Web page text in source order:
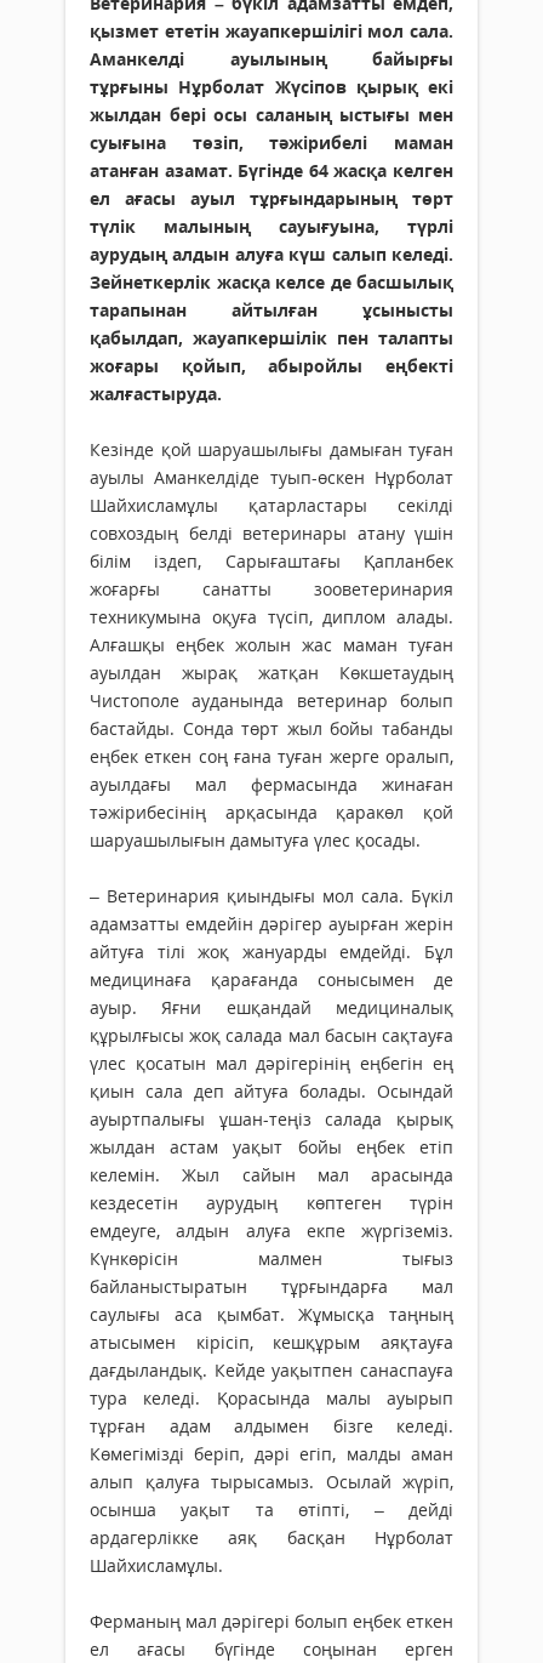
қызмет ететін жауапкершілігі мол сала.
Аманкелді ауылының байырғы
тұрғыны Нұрболат Жүсіпов қырық екі
жылдан бері осы саланың ыстығы мен
суығына төзіп, тәжірибелі маман
атанған азамат. Бүгінде 64 жасқа келген
ел ағасы ауыл тұрғындарының төрт
түлік малының сауығуына, түрлі
аурудың алдын алуға күш салып келеді.
Зейнеткерлік жасқа келсе де басшылық
тарапынан айтылған ұсынысты
қабылдап, жауапкершілік пен талапты
жоғары қойып, абыройлы еңбекті
жалғастыруда.
Кезінде қой шаруашылығы дамыған туған
ауылы Аманкелдіде туып-өскен Нұрболат
Шайхисламұлы қатарластары секілді
совхоздың белді ветеринары атану үшін
білім іздеп, Сарығаштағы Қапланбек
жоғарғы санатты зооветеринария
техникумына оқуға түсіп, диплом алады.
Алғашқы еңбек жолын жас маман туған
ауылдан жырақ жатқан Көкшетаудың
Чистополе ауданында ветеринар болып
бастайды. Сонда төрт жыл бойы табанды
еңбек еткен соң ғана туған жерге оралып,
ауылдағы мал фермасында жинаған
тәжірибесінің арқасында қаракөл қой
шаруашылығын дамытуға үлес қосады.
– Ветеринария қиындығы мол сала. Бүкіл
адамзатты емдейін дәрігер ауырған жерін
айтуға тілі жоқ жануарды емдейді. Бұл
медицинаға қарағанда сонысымен де
ауыр. Яғни ешқандай медициналық
құрылғысы жоқ салада мал басын сақтауға
үлес қосатын мал дәрігерінің еңбегін ең
қиын сала деп айтуға болады. Осындай
ауыртпалығы ұшан-теңіз салада қырық
жылдан астам уақыт бойы еңбек етіп
келемін. Жыл сайын мал арасында
кездесетін аурудың көптеген түрін
емдеуге, алдын алуға екпе жүргіземіз.
Күнкөрісін малмен тығыз
байланыстыратын тұрғындарға мал
саулығы аса қымбат. Жұмысқа таңның
атысымен кірісіп, кешқұрым аяқтауға
дағдыландық. Кейде уақытпен санаспауға
тура келеді. Қорасында малы ауырып
тұрған адам алдымен бізге келеді.
Көмегімізді беріп, дәрі егіп, малды аман
алып қалуға тырысамыз. Осылай жүріп,
осынша уақыт та өтіпті, – дейді
ардагерлікке аяқ басқан Нұрболат
Шайхисламұлы.
Ферманың мал дәрігері болып еңбек еткен
ел ағасы бүгінде соңынан ерген